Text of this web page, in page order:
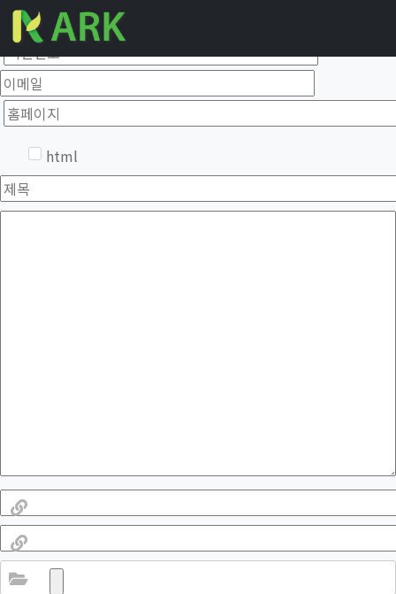
갤러리 글쓰기
이름필수
html
제목필수
링크 #1
링크 #2
파일 #1